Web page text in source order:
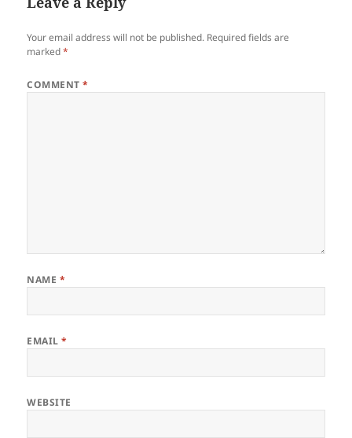
Your email address will not be published. Required fields are
marked*
COMMENT*
NAME *
EMAIL*
WEBSITE